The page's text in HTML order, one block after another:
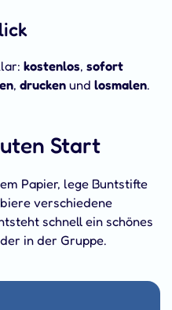
kostenlos, sofort
, drucken und losmalen.
Start
Papier, lege Buntstifte
verschiedene
schnell ein schönes
in der Gruppe.